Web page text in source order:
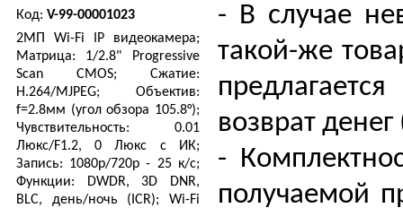
Код: V-99-00001023
2МП Wi-Fi IP видеокамера;
Матрица: 1/2.8" Progressive
Scan CMOS; Сжатие:
H.264/MJPEG; Объектив:
f=2.8мм (угол обзора 105.8°);
Чувствительность: 0.01
Люкс/F1.2, 0 Люкс с ИК;
Запись: 1080р/720р - 25 к/с;
Функции: DWDR, 3D DNR,
BLC, день/ночь (ICR); Wi-Fi
- В случае
такой-же
возврат
-
получаемой